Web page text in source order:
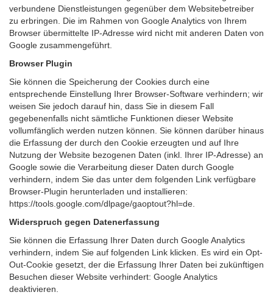
verbundene Dienstleistungen gegenüber dem Websitebetreiber
zu erbringen. Die im Rahmen von Google Analytics von Ihrem
Browser übermittelte IP-Adresse wird nicht mit anderen Daten von
Google zusammengeführt.
Browser Plugin
Sie können die Speicherung der Cookies durch eine
entsprechende Einstellung Ihrer Browser-Software verhindern; wir
weisen Sie jedoch darauf hin, dass Sie in diesem Fall
gegebenenfalls nicht sämtliche Funktionen dieser Website
vollumfänglich werden nutzen können. Sie können darüber hinaus
die Erfassung der durch den Cookie erzeugten und auf Ihre
Nutzung der Website bezogenen Daten (inkl. Ihrer IP-Adresse) an
Google sowie die Verarbeitung dieser Daten durch Google
verhindern, indem Sie das unter dem folgenden Link verfügbare
Browser-Plugin herunterladen und installieren:
https://tools.google.com/dlpage/gaoptout?hl=de.
Widerspruch gegen Datenerfassung
Sie können die Erfassung Ihrer Daten durch Google Analytics
verhindern, indem Sie auf folgenden Link klicken. Es wird ein Opt-
Out-Cookie gesetzt, der die Erfassung Ihrer Daten bei zukünftigen
Besuchen dieser Website verhindert: Google Analytics
deaktivieren.